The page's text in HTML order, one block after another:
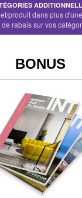
produit dans plus
rabais sur vos
BONUS